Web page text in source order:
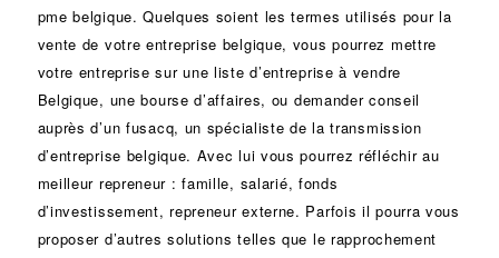
pme belgique. Quelques soient les termes utilisés pour la
vente de votre entreprise belgique, vous pourrez mettre
votre entreprise sur une liste d’entreprise à vendre
Belgique, unebourse d’affaires, ou demander conseil
auprès d’un fusacq, un spécialiste de latransmission
d’entreprise belgique. Avec lui vous pourrez réfléchir au
meilleur repreneur :famille, salarié, fonds
d’investissement, repreneur externe. Parfois il pourra vous
proposer d’autres solutions telles que le rapprochement